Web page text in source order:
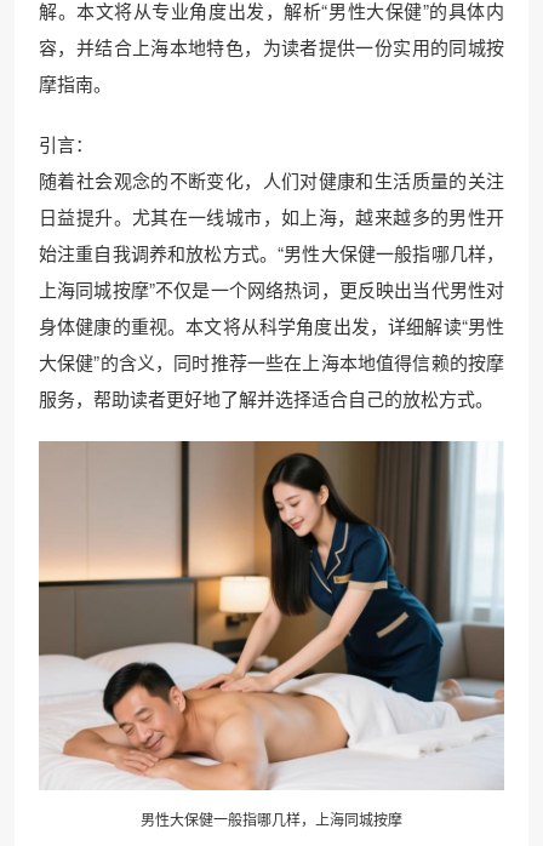
解。本文将从专业角度出发，解析“男性大保健”的具体内
容，并结合上海本地特色，为读者提供一份实用的同城按
摩指南。
引言：
随着社会观念的不断变化，人们对健康和生活质量的关注
日益提升。尤其在一线城市，如上海，越来越多的男性开
始注重自我调养和放松方式。“男性大保健一般指哪几样，
上海同城按摩”不仅是一个网络热词，更反映出当代男性对
身体健康的重视。本文将从科学角度出发，详细解读“男性
大保健”的含义，同时推荐一些在上海本地值得信赖的按摩
服务，帮助读者更好地了解并选择适合自己的放松方式。
男性大保健一般指哪几样，上海同城按摩